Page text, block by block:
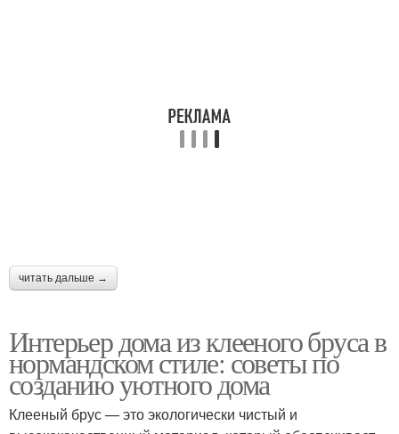
читать дальше →
Интерьер дома из клееного бруса в
нормандском стиле: советы по
созданию уютного дома
Клееный брус — это экологически чистый и